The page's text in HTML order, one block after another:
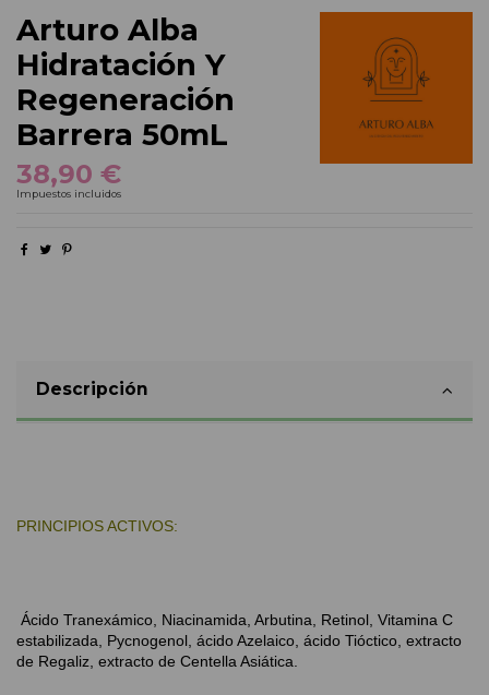
Arturo Alba
Hidratación Y
Regeneración
Barrera 50mL
38,90 €
Impuestos incluidos
Descripción
PRINCIPIOS ACTIVOS:
Ácido Tranexámico, Niacinamida, Arbutina, Retinol, Vitamina C
estabilizada, Pycnogenol, ácido Azelaico, ácido Tióctico, extracto
de Regaliz, extracto de Centella Asiática.